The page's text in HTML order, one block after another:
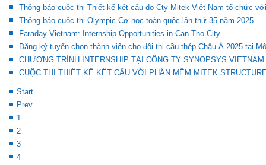
Thông báo cuộc thi Thiết kế kết cấu do Cty Mitek Việt Nam tổ chức
Thông báo cuộc thi Olympic Cơ học toàn quốc lần thứ 35 năm 2025
Faraday Vietnam: Internship Opportunities in Can Tho City
Đăng ký tuyển chọn thành viên cho đội thi cầu thép Châu Á 2025 tại
CHƯƠNG TRÌNH INTERNSHIP TẠI CÔNG TY SYNOPSYS VIETNAM
CUỘC THI THIẾT KẾ KẾT CẤU VỚI PHẦN MỀM MITEK
Start
Prev
1
2
3
4